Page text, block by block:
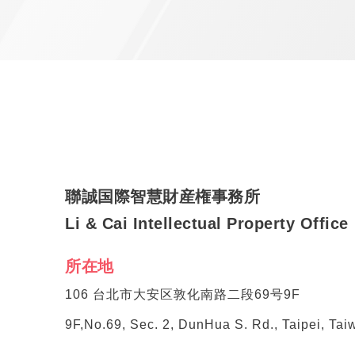
聯誠国際智慧財産権事務所
Li & Cai Intellectual Property Office
所在地
106 台北市大安区敦化南路二段69号9F
9F,No.69, Sec. 2, DunHua S. Rd., Taipei,